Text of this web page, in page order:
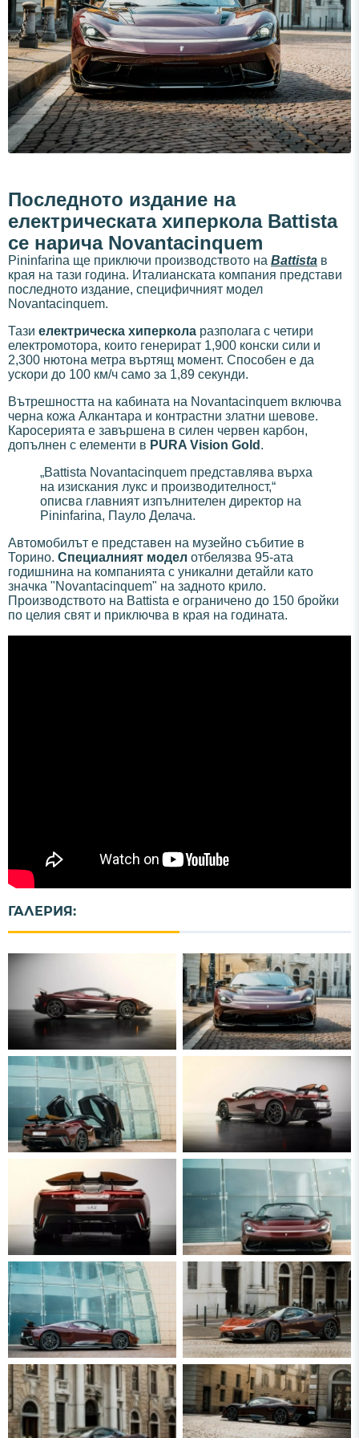
Последното издание на
електрическата хиперкола Battista
се нарича Novantacinquem
Pininfarina ще приключи производството на Battista в
края на тази година. Италианската компания представи
последното издание, специфичният модел
Novantacinquem.
Тази електрическа хиперкола разполага с четири
електромотора, които генерират 1,900 конски сили и
2,300 нютона метра въртящ момент. Способен е да
ускори до 100 км/ч само за 1,89 секунди.
Вътрешността на кабината на Novantacinquem включва
черна кожа Алкантара и контрастни златни шевове.
Каросерията е завършена в силен червен карбон,
допълнен с елементи в PURA Vision Gold .
„Battista Novantacinquem представлява върха
на изискания лукс и производителност,“
описва главният изпълнителен директор на
Pininfarina, Пауло Делача.
Автомобилът е представен на музейно събитие в
Торино. Специалният модел отбелязва 95-ата
годишнина на компанията с уникални детайли като
значка "Novantacinquem" на задното крило.
Производството на Battista е ограничено до 150 бройки
по целия свят и приключва в края на годината.
ГАЛЕРИЯ: